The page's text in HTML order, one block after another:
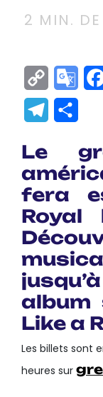
2 MIN. DE
Copy
Link
Le
fera
Royal
album
Like a
Les billets sont
heures sur